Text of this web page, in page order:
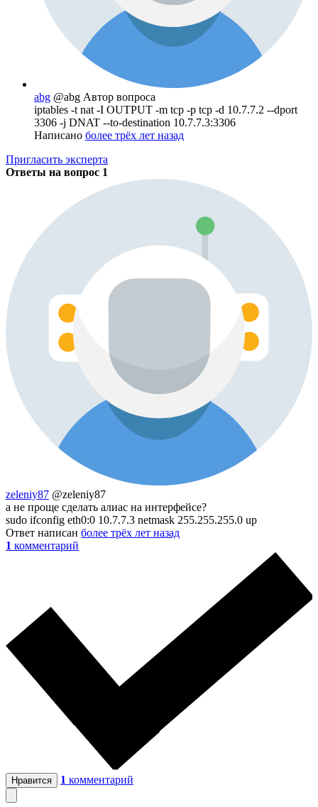
abg @abg Автор вопроса
iptables -t nat -I OUTPUT -m tcp -p tcp -d 10.7.7.2 --dport
3306 -j DNAT --to-destination 10.7.7.3:3306
Написано более трёх лет назад
Пригласить эксперта
Ответы на вопрос 1
zeleniy87 @zeleniy87
а не проще сделать алиас на интерфейсе?
sudo ifconfig eth0:0 10.7.7.3 netmask 255.255.255.0 up
Ответ написан более трёх лет назад
1 комментарий
Нравится 1 комментарий